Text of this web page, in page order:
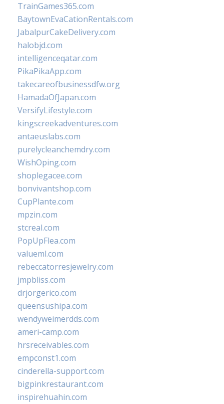
TrainGames365.com
BaytownEvaCationRentals.com
JabalpurCakeDelivery.com
halobjd.com
intelligenceqatar.com
PikaPikaApp.com
takecareofbusinessdfw.org
HamadaOfJapan.com
VersifyLifestyle.com
kingscreekadventures.com
antaeuslabs.com
purelycleanchemdry.com
WishOping.com
shoplegacee.com
bonvivantshop.com
CupPlante.com
mpzin.com
stcreal.com
PopUpFlea.com
valueml.com
rebeccatorresjewelry.com
jmpbliss.com
drjorgerico.com
queensushipa.com
wendyweimerdds.com
ameri-camp.com
hrsreceivables.com
empconst1.com
cinderella-support.com
bigpinkrestaurant.com
inspirehuahin.com